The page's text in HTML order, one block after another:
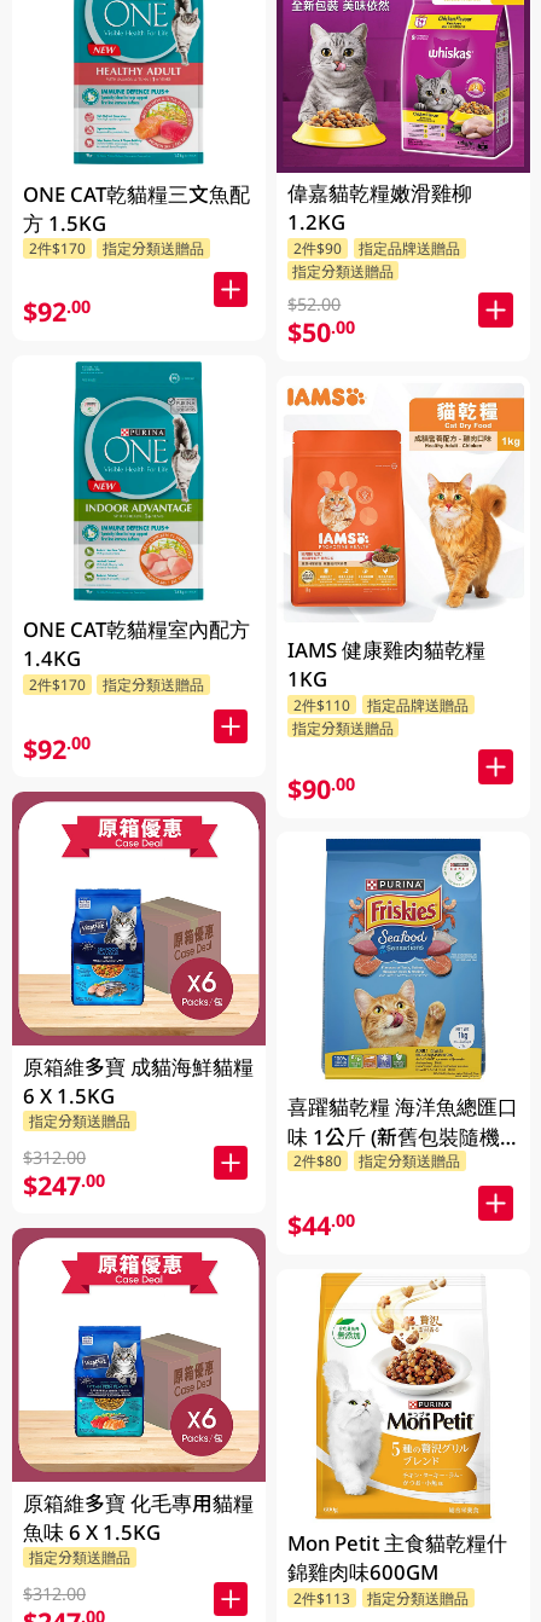
ONE CAT乾貓糧三文魚配
方 1.5KG
2件$170 指定分類送贈品
$92.00
ONE CAT乾貓糧室內配方
1.4KG
2件$170 指定分類送贈品
$92.00
原箱維多寶 成貓海鮮貓糧
6 X 1.5KG
指定分類送贈品
$312.00
$247.00
原箱維多寶 化毛專用貓糧
魚味 6 X 1.5KG
指定分類送贈品
$312.00
.00
偉嘉貓乾糧嫩滑雞柳
1.2KG
2件$90
指定品牌送贈品
指定分類送贈品
$52.00
$50.00
IAMS 健康雞肉貓乾糧
1KG
2件$110
指定品牌送贈品
指定分類送贈品
$90.00
喜躍貓乾糧 海洋魚總匯口
味 1公斤 (新舊包裝隨機
發貨)
2件$80 指定分類送贈品
$44.00
Mon Petit 主食貓乾糧什
錦雞肉味600GM
2件$113 指定分類送贈品